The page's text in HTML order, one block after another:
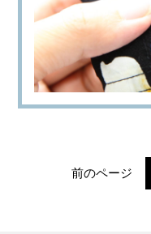
前のページ